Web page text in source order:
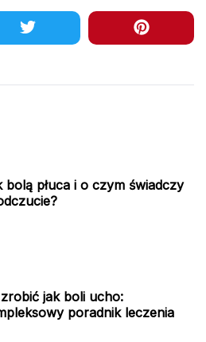
bolą płuca i o czym świadczy
jak boli ucho:
poradnik leczenia